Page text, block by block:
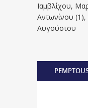
Iαμβλίχου,
Aντωνίνου (1),
Αυγούστου